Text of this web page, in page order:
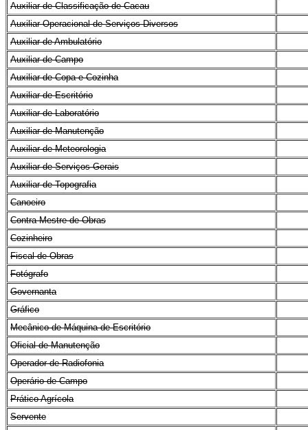
Auxiliar de Classificação de Cacau
Auxiliar Operacional de Serviços Diversos
Auxiliar de Ambulatório
Auxiliar de Campo
Auxiliar de Copa e Cozinha
Auxiliar de Escritório
Auxiliar de Laboratório
Auxiliar de Manutenção
Auxiliar de Meteorologia
Auxiliar de Serviços Gerais
Auxiliar de Topografia
Canoeiro
Contra Mestre de Obras
Cozinheiro
Fiscal de Obras
Fotógrafo
Governanta
Gráfico
Mecânico de Máquina de Escritório
Oficial de Manutenção
Operador de Radiofonia
Operário de Campo
Prático Agrícola
Servente